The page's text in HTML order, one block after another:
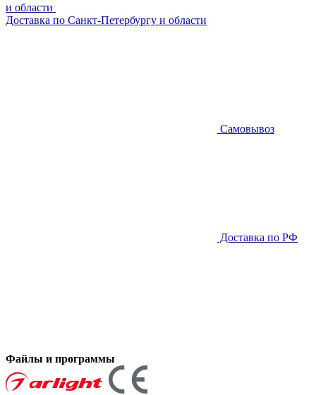
и области
Доставка по Санкт-Петербургу и области
Самовывоз
Доставка по РФ
Файлы и программы